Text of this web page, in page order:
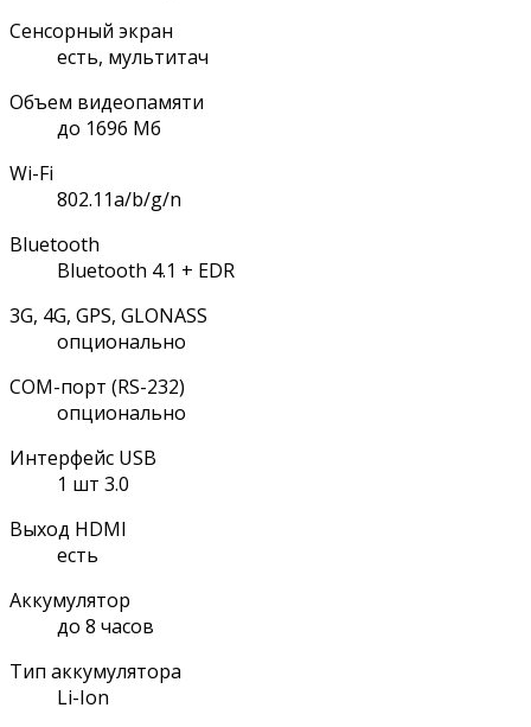
Сенсорный экран
есть, мультитач
Объем видеопамяти
до 1696 Мб
Wi-Fi
802.11a/b/g/n
Bluetooth
Bluetooth 4.1 + EDR
3G, 4G, GPS, GLONASS
опционально
COM-порт (RS-232)
опционально
Интерфейс USB
1 шт 3.0
Выход HDMI
есть
Аккумулятор
до 8 часов
Тип аккумулятора
Li-Ion